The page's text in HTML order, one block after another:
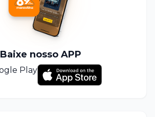
Baixe nosso APP